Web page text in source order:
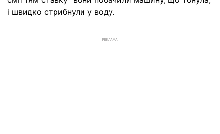
і швидко стрибнули у воду.
РЕКЛАМА